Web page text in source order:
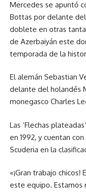
Mercedes se apuntó
Bottas por delante
doblete en otras
de Azerbaiyán este
temporada de la
El alemán Sebastian
delante del holandés
monegasco Charles
Las ‘Flechas
en 1992, y cuentan
Scuderia en la
«¡Gran trabajo
este equipo. Estamos